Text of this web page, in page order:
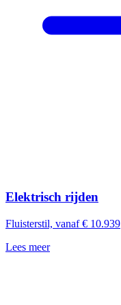
Elektrisch rijden
Fluisterstil, vanaf € 10.939
Lees meer